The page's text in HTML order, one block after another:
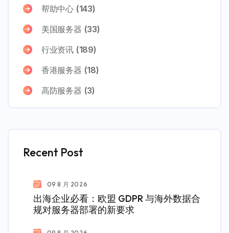
帮助中心 (143)
美国服务器 (33)
行业资讯 (189)
香港服务器 (18)
高防服务器 (3)
Recent Post
09 8 月 2026
出海企业必看：欧盟 GDPR 与海外数据合
规对服务器部署的新要求